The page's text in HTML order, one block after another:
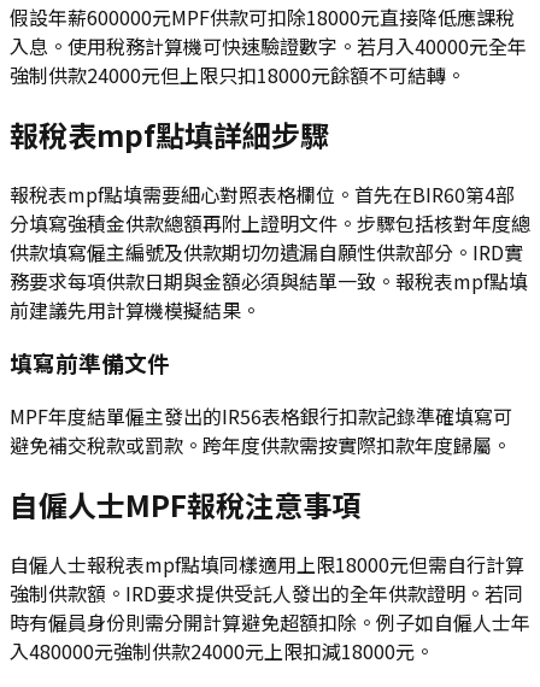
假設年薪600000元MPF供款可扣除18000元直接降低應課稅
入息。使用稅務計算機可快速驗證數字。若月入40000元全年
強制供款24000元但上限只扣18000元餘額不可結轉。
報稅表mpf點填詳細步驟
報稅表mpf點填需要細心對照表格欄位。首先在BIR60第4部
分填寫強積金供款總額再附上證明文件。步驟包括核對年度總
供款填寫僱主編號及供款期切勿遺漏自願性供款部分。IRD實
務要求每項供款日期與金額必須與結單一致。報稅表mpf點填
前建議先用計算機模擬結果。
填寫前準備文件
MPF年度結單僱主發出的IR56表格銀行扣款記錄準確填寫可
避免補交稅款或罰款。跨年度供款需按實際扣款年度歸屬。
自僱人士MPF報稅注意事項
自僱人士報稅表mpf點填同樣適用上限18000元但需自行計算
強制供款額。IRD要求提供受託人發出的全年供款證明。若同
時有僱員身份則需分開計算避免超額扣除。例子如自僱人士年
入480000元強制供款24000元上限扣減18000元。